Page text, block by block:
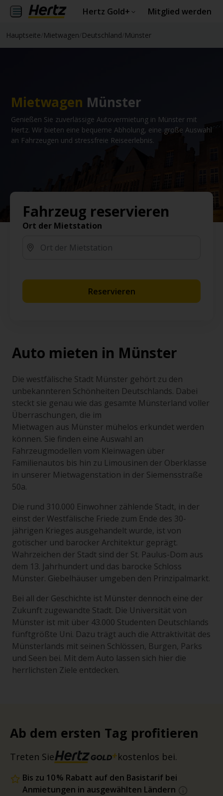
Hertz Gold+ Mitglied werden
Hauptseite Mietwagen Deutschland Münster
Mietwagen Münster
Genießen Sie zuverlässige Autovermietung in Münster mit
Hertz. Wir bieten eine bequeme Abholung, eine große Auswahl
an Fahrzeugen und stressfreie Reiseerlebnis.
Fahrzeug reservieren
Ort der Mietstation
Reservieren
Auto mieten in Münster
Die westfälische Stadt Münster gehört zu den
unbekannteren Schönheiten Deutschlands. Dabei
steckt sie genau wie das gesamte Münsterland voller
Überraschungen, die im
Mietwagen aus Münster mühelos erkundet werden
können. Sie finden eine Auswahl an
Fahrzeugmodellen vom Kleinwagen über
Familienautos bis hin zu Limousinen der Oberklasse
in unserer Mietwagenstation in der Siemensstraße
50a.
Die rund 310.000 Einwohner zählende Stadt, in der
einst der Westfälische Friede zum Ende des 30-
jährigen Krieges ausgehandelt wurde, ist von
gotischer und barocker Architektur geprägt.
Wahrzeichen der Stadt sind der St. Paulus-Dom aus
dem 13. Jahrhundert und das barocke Schloss
Münster. Giebelhäuser umgeben den Prinzipalmarkt.
Bei all der Geschichte ist Münster dennoch eine der
Zukunft zugewandte Stadt. Die Universität von
Münster ist mit über 43.000 Studenten Deutschlands
fünftgrößte Uni. Dazu trägt auch die Attraktivität des
Münsterlands mit seinen Schlössen, Burgen, Parks
und Seen bei. Mit dem Auto lassen sich hier die
herrlichsten Ziele entdecken.
Ab dem ersten Tag profitieren
Treten Sie kostenlos bei.
Bis zu 10 % Rabatt auf den Basistarif bei
Anmietungen in ausgewählten Ländern